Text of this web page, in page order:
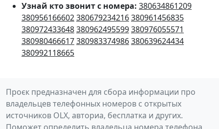
Узнай кто звонит с номера: 380634861209
380956166602380679234216380961456835
380972433648380962495599380976055571
380980466617380983374986380639624434
380992118665
Проєк предназначен для сбора информации про
владельцев телефонных номеров с открытых
источников OLX, авториа, бесплатка и других.